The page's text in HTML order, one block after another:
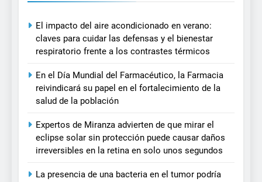
El impacto del aire acondicionado en verano:
claves para cuidar las defensas y el bienestar
respiratorio frente a los contrastes térmicos
En el Día Mundial del Farmacéutico, la Farmacia
reivindicará su papel en el fortalecimiento de la
salud de la población
Expertos de Miranza advierten de que mirar el
eclipse solar sin protección puede causar daños
irreversibles en la retina en solo unos segundos
La presencia de una bacteria en el tumor podría